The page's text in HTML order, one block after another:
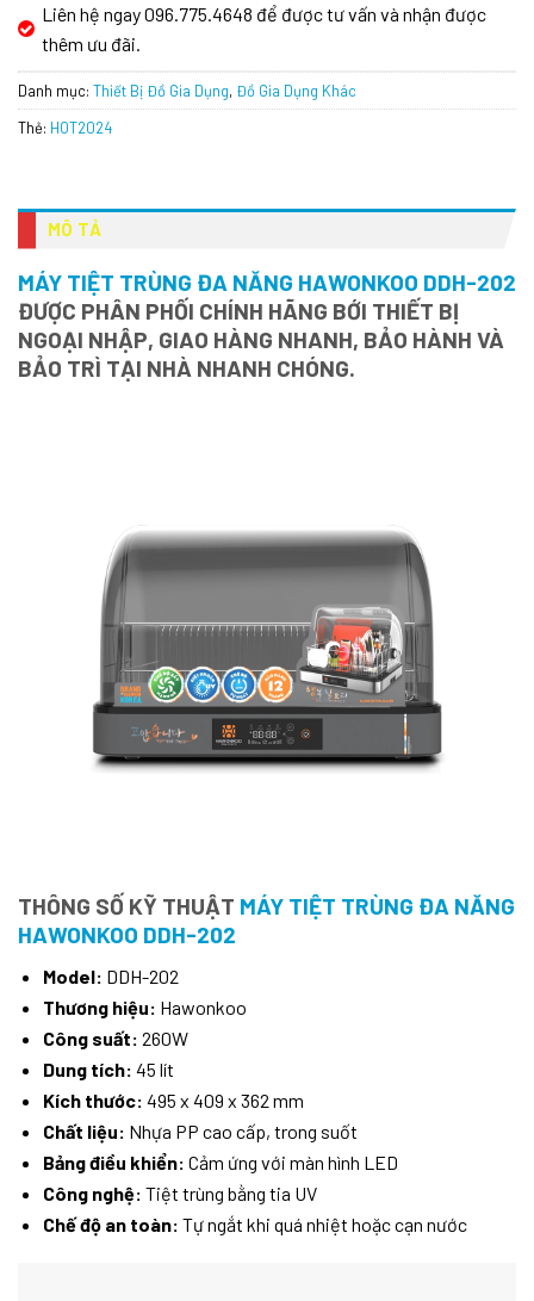
Liên hệ ngay 096.775.4648 để được tư vấn và nhận được
thêm ưu đãi.
Danh mục: Thiết Bị Đồ Gia Dụng, Đồ Gia Dụng Khác
Thẻ: HOT2024
MÔ TẢ
MÁY TIỆT TRÙNG ĐA NĂNG HAWONKOO DDH-202
ĐƯỢC PHÂN PHỐI CHÍNH HÃNG BỚI THIẾT BỊ
NGOẠI NHẬP, GIAO HÀNG NHANH, BẢO HÀNH VÀ
BẢO TRÌ TẠI NHÀ NHANH CHÓNG.
THÔNG SỐ KỸ THUẬT MÁY TIỆT TRÙNG ĐA NĂNG
HAWONKOO DDH-202
Model: DDH-202
Thương hiệu: Hawonkoo
Công suất: 260W
Dung tích: 45 lít
Kích thước: 495 x 409 x 362 mm
Chất liệu: Nhựa PP cao cấp, trong suốt
Bảng điều khiển: Cảm ứng với màn hình LED
Công nghệ: Tiệt trùng bằng tia UV
Chế độ an toàn: Tự ngắt khi quá nhiệt hoặc cạn nước